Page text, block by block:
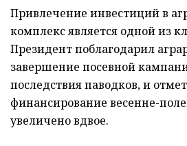
Привлечение инвестиций в
комплекс является одной из
Президент поблагодарил
завершение посевной
последствия паводков, и
финансирование весенне-
увеличено вдвое.